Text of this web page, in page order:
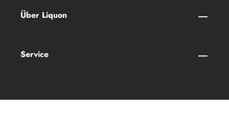
Über Liquon
Service